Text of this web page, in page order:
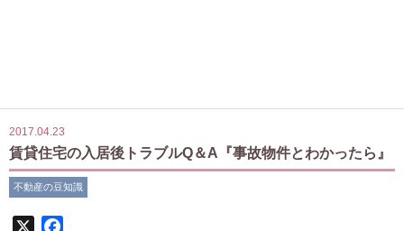
2017.04.23
賃貸住宅の入居後トラブルQ＆A『事故物件とわかったら』
不動産の豆知識